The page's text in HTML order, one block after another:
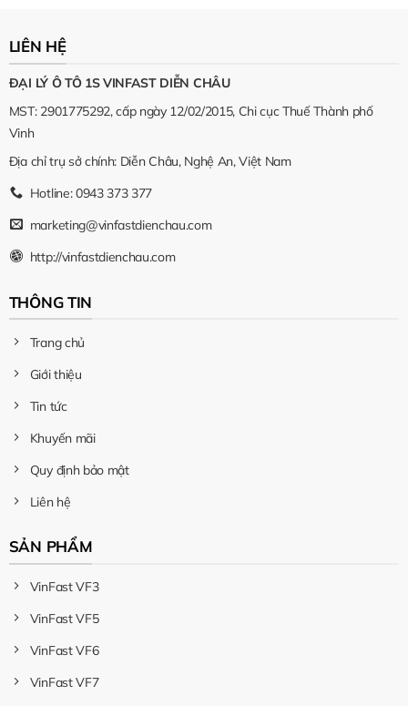
LIÊN HỆ
ĐẠI LÝ Ô TÔ 1S VINFAST DIỄN CHÂU
MST: 2901775292, cấp ngày 12/02/2015, Chi cục Thuế Thành phố
Vinh
Địa chỉ trụ sở chính: Diễn Châu, Nghệ An, Việt Nam
Hotline: 0943 373 377
marketing@vinfastdienchau.com
http://vinfastdienchau.com
THÔNG TIN
Trang chủ
Giới thiệu
Tin tức
Khuyến mãi
Quy định bảo mật
Liên hệ
SẢN PHẨM
VinFast VF3
VinFast VF5
VinFast VF6
VinFast VF7